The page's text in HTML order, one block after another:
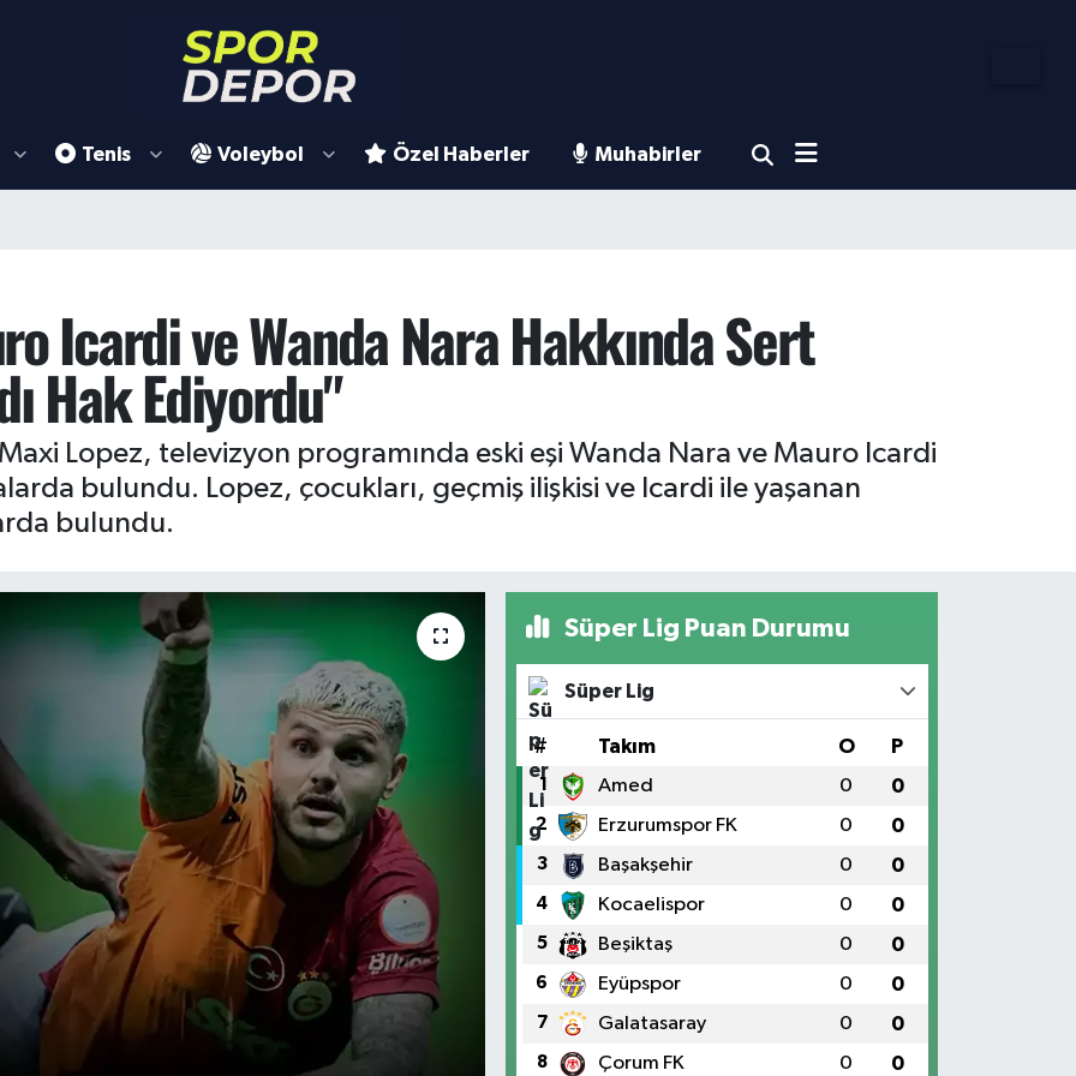
Tenis Voleybol Özel Haberler Muhabirler
Icardi ve Wanda Nara Hakkında Sert
Hak Ediyordu"
Lopez, televizyon programında eski eşi Wanda Nara ve Mauro Icardi
bulundu. Lopez, çocukları, geçmiş ilişkisi ve Icardi ile yaşanan
bulundu.
Süper Lig Puan Durumu
Süper Lig
# Takım O P
1 Amed 0 0
2 Erzurumspor FK 0 0
3 Başakşehir 0 0
4 Kocaelispor 0 0
5 Beşiktaş 0 0
6 Eyüpspor 0 0
7 Galatasaray 0 0
8 Çorum FK 0 0